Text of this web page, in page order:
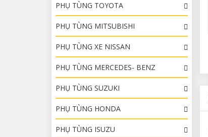
PHỤ TÙNG TOYOTA
PHỤ TÙNG MITSUBISHI
PHỤ TÙNG XE NISSAN
PHỤ TÙNG MERCEDES- BENZ
PHỤ TÙNG SUZUKI
PHỤ TÙNG HONDA
PHỤ TÙNG ISUZU